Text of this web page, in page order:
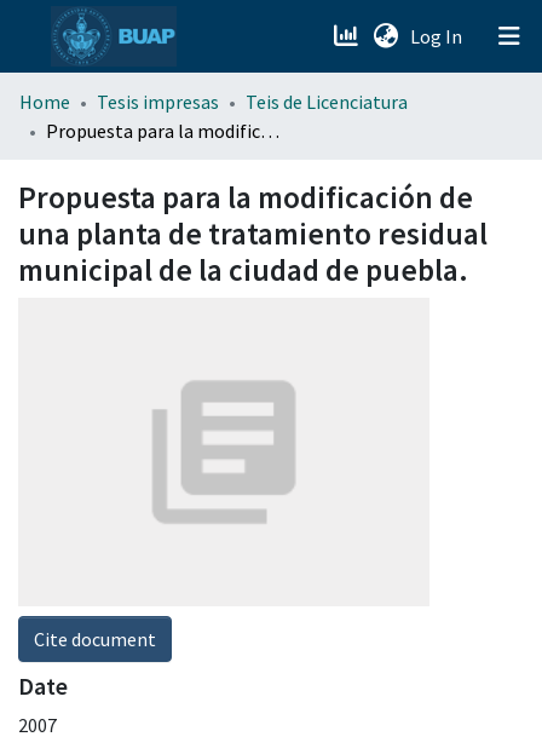
Log In (current)
menu.section.about_menu
Home Tesis impresas
Teis de Licenciatura
Propuesta para la modificación de una planta de tratamiento residual municipal de la ciudad de puebla.
Propuesta para la modificación de
una planta de tratamiento residual
municipal de la ciudad de puebla.
Cite document
Date
2007